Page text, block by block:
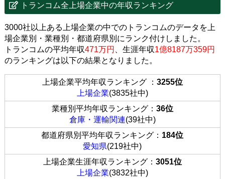
トランコム全上場企業中の年収ランキング
3000社以上ある上場企業の中でのトランコムのデータを上
場企業別・業種別・都道府県別にランク付けしました。
トランコムの平均年収471万円 、生涯年収1億8187万359円
のランキングは以下の結果となりました。
上場企業平均年収ランキング ： 3255位
上場企業(3835社中)
業種別平均年収ランキング： 36位
倉庫・運輸関連(39社中)
都道府県別平均年収ランキング： 184位
愛知県(219社中)
上場企業生涯年収ランキング： 3051位
上場企業(3832社中)